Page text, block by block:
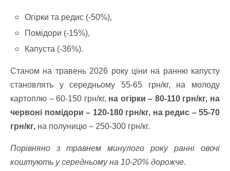
Огірки та редис (-50%),
Помідори (-15%),
Капуста (-36%).
Станом на травень 2026 року ціни на ранню капусту
становлять у середньому 55-65 грн/кг, на молоду
картоплю – 60-150 грн/кг, на огірки – 80-110 грн/кг, на
червоні помідори – 120-180 грн/кг, на редис – 55-70
грн/кг, на полуницю – 250-300 грн/кг.
Порівняно з травнем минулого року ранні овочі
коштують у середньому на 10-20% дорожче.